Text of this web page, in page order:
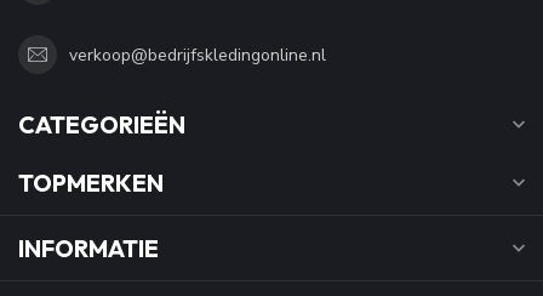
verkoop@bedrijfskledingonline.nl
CATEGORIEËN
TOPMERKEN
INFORMATIE